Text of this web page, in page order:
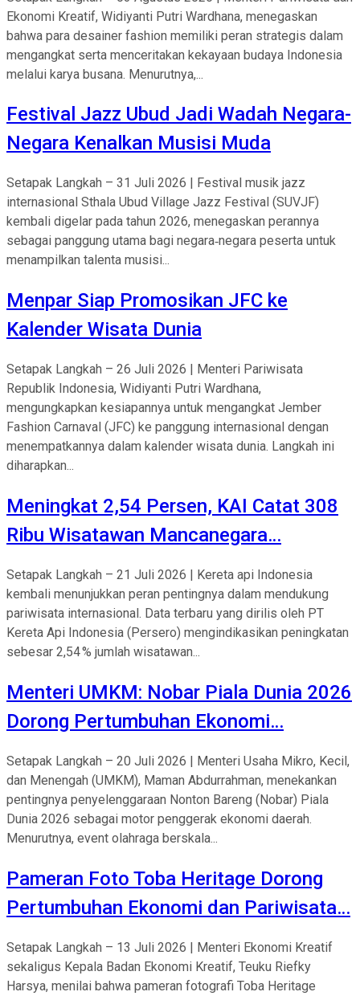
Ekonomi Kreatif, Widiyanti Putri Wardhana, menegaskan
bahwa para desainer fashion memiliki peran strategis dalam
mengangkat serta menceritakan kekayaan budaya Indonesia
melalui karya busana. Menurutnya,...
Festival Jazz Ubud Jadi Wadah Negara-
Negara Kenalkan Musisi Muda
Setapak Langkah – 31 Juli 2026 | Festival musik jazz
internasional Sthala Ubud Village Jazz Festival (SUVJF)
kembali digelar pada tahun 2026, menegaskan perannya
sebagai panggung utama bagi negara‑negara peserta untuk
menampilkan talenta musisi...
Menpar Siap Promosikan JFC ke
Kalender Wisata Dunia
Setapak Langkah – 26 Juli 2026 | Menteri Pariwisata
Republik Indonesia, Widiyanti Putri Wardhana,
mengungkapkan kesiapannya untuk mengangkat Jember
Fashion Carnaval (JFC) ke panggung internasional dengan
menempatkannya dalam kalender wisata dunia. Langkah ini
diharapkan...
Meningkat 2,54 Persen, KAI Catat 308
Ribu Wisatawan Mancanegara…
Setapak Langkah – 21 Juli 2026 | Kereta api Indonesia
kembali menunjukkan peran pentingnya dalam mendukung
pariwisata internasional. Data terbaru yang dirilis oleh PT
Kereta Api Indonesia (Persero) mengindikasikan peningkatan
sebesar 2,54 % jumlah wisatawan...
Menteri UMKM: Nobar Piala Dunia 2026
Dorong Pertumbuhan Ekonomi…
Setapak Langkah – 20 Juli 2026 | Menteri Usaha Mikro, Kecil,
dan Menengah (UMKM), Maman Abdurrahman, menekankan
pentingnya penyelenggaraan Nonton Bareng (Nobar) Piala
Dunia 2026 sebagai motor penggerak ekonomi daerah.
Menurutnya, event olahraga berskala...
Pameran Foto Toba Heritage Dorong
Pertumbuhan Ekonomi dan Pariwisata…
Setapak Langkah – 13 Juli 2026 | Menteri Ekonomi Kreatif
sekaligus Kepala Badan Ekonomi Kreatif, Teuku Riefky
Harsya, menilai bahwa pameran fotografi Toba Heritage